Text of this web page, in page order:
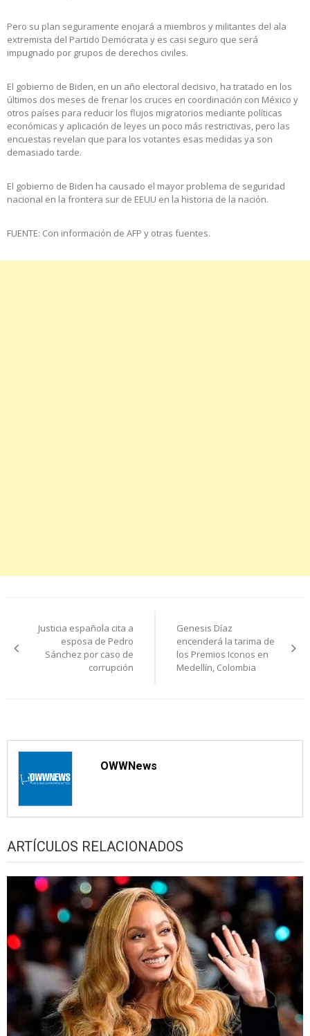
Pero su plan seguramente enojará a miembros y militantes del ala
extremista del Partido Demócrata y es casi seguro que será
impugnado por grupos de derechos civiles.
El gobierno de Biden, en un año electoral decisivo, ha tratado en los
últimos dos meses de frenar los cruces en coordinación con México y
otros países para reducir los flujos migratorios mediante políticas
económicas y aplicación de leyes un poco más restrictivas, pero las
encuestas revelan que para los votantes esas medidas ya son
demasiado tarde.
El gobierno de Biden ha causado el mayor problema de seguridad
nacional en la frontera sur de EEUU en la historia de la nación.
FUENTE: Con información de AFP y otras fuentes.
de
entradas
Justicia española cita a
esposa de Pedro
Sánchez por caso de
corrupción
Genesis Díaz
encenderá la tarima de
los Premios Iconos en
Medellín, Colombia
OWWNews
ARTÍCULOS RELACIONADOS